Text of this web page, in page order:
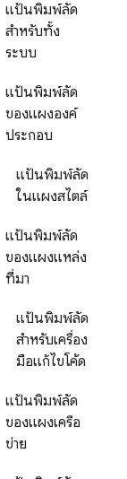
แป้นพิมพ์ลัด
สำหรับทั้ง
ระบบ
แป้นพิมพ์ลัด
ของแผงองค์
ประกอบ
แป้นพิมพ์ลัด
ในแผงสไตล์
แป้นพิมพ์ลัด
ของแผงแหล่ง
ที่มา
แป้นพิมพ์ลัด
สำหรับเครื่อง
มือแก้ไขโค้ด
แป้นพิมพ์ลัด
ของแผงเครือ
ข่าย